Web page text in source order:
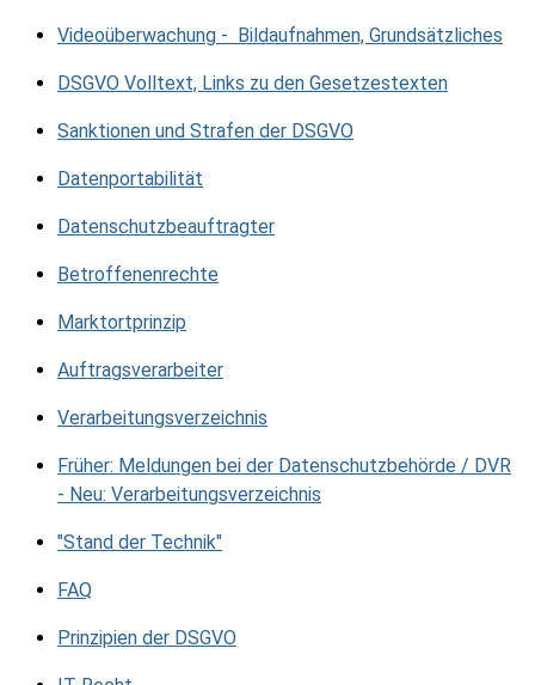
Videoüberwachung - Bildaufnahmen, Grundsätzliches
DSGVO Volltext, Links zu den Gesetzestexten
Sanktionen und Strafen der DSGVO
Datenportabilität
Datenschutzbeauftragter
Betroffenenrechte
Marktortprinzip
Auftragsverarbeiter
Verarbeitungsverzeichnis
Früher: Meldungen bei der Datenschutzbehörde / DVR
- Neu: Verarbeitungsverzeichnis
"Stand der Technik"
FAQ
Prinzipien der DSGVO